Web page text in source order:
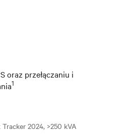
oraz przełączaniu i
1
2024, >250 kVA